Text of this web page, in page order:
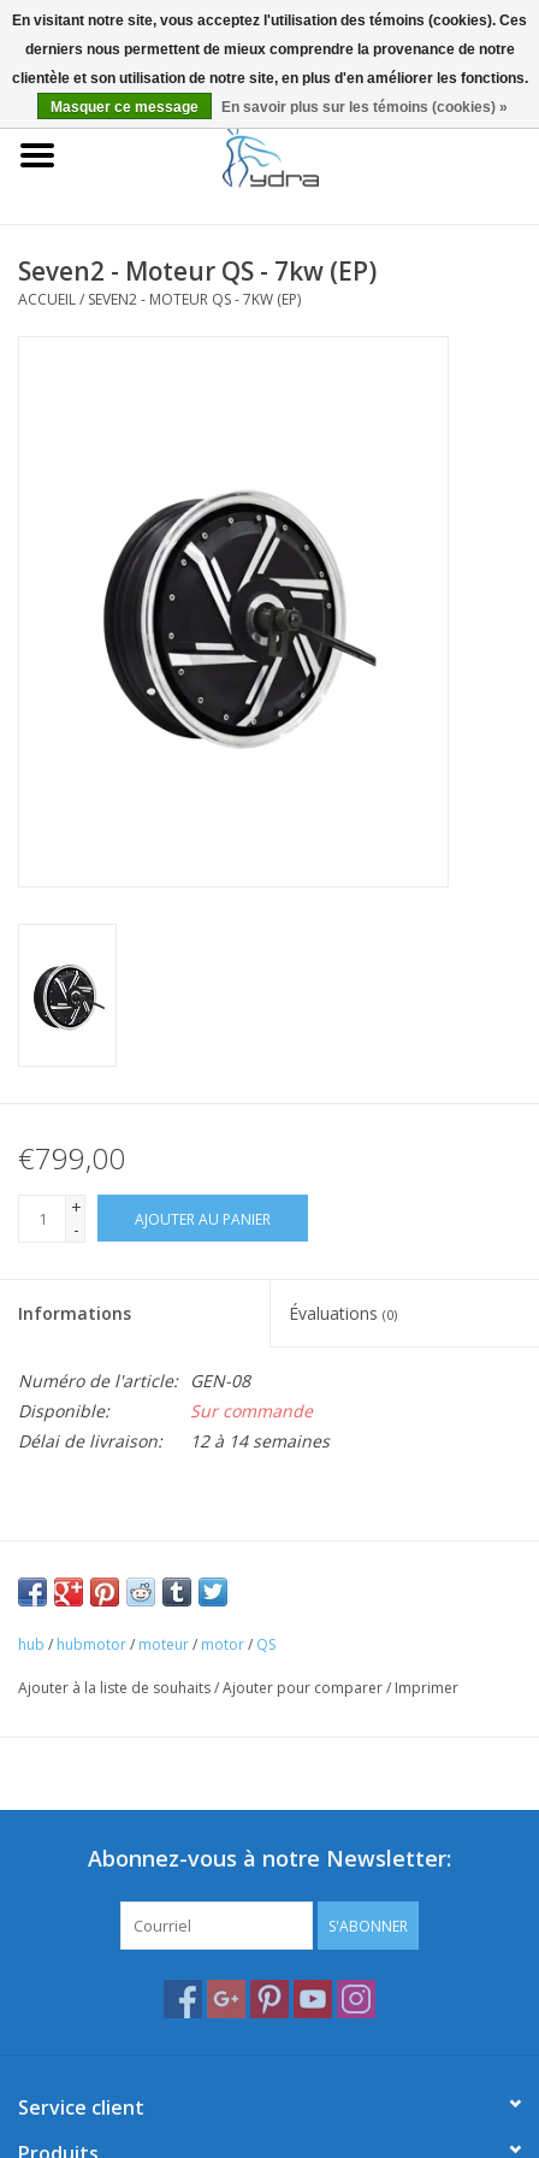
EUR
Accueil
Seven2 - Moteur QS - 7kw (EP)
ACCUEIL/ SEVEN2 - MOTEUR QS - 7KW (EP)
€799,00
+
-
AJOUTER AU PANIER
Informations Évaluations (0)
Numéro de l'article:
GEN-08
Disponible:
Sur commande
Délai de livraison:
12 à 14 semaines
hub / hubmotor/ moteur/ motor/ QS
Ajouter à la liste de souhaits/Ajouter pour comparer/ Imprimer
Abonnez-vous à notre Newsletter:
S'ABONNER
Service client
En visitant notre site, vous acceptez l'utilisation des témoins (cookies). Ces
derniers nous permettent de mieux comprendre la provenance de notre
clientèle et son utilisation de notre site, en plus d'en améliorer les fonctions.
Masquer ce message
En savoir plus sur les témoins (cookies) »